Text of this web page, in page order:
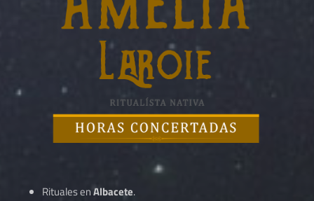
Rituales enAlbacete.